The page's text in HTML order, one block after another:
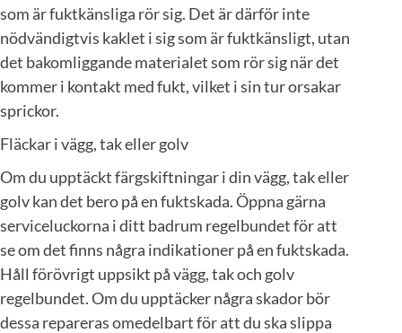
som är fuktkänsliga rör sig. Det är därför inte
nödvändigtvis kaklet i sig som är fuktkänsligt, utan
det bakomliggande materialet som rör sig när det
kommer i kontakt med fukt, vilket i sin tur orsakar
sprickor.
Fläckar i vägg, tak eller golv
Om du upptäckt färgskiftningar i din vägg, tak eller
golv kan det bero på en fuktskada. Öppna gärna
serviceluckorna i ditt badrum regelbundet för att
se om det finns några indikationer på en fuktskada.
Håll förövrigt uppsikt på vägg, tak och golv
regelbundet. Om du upptäcker några skador bör
dessa repareras omedelbart för att du ska slippa